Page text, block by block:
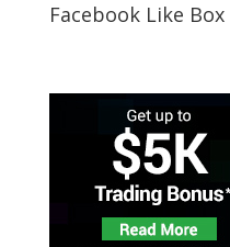
Facebook Like Box